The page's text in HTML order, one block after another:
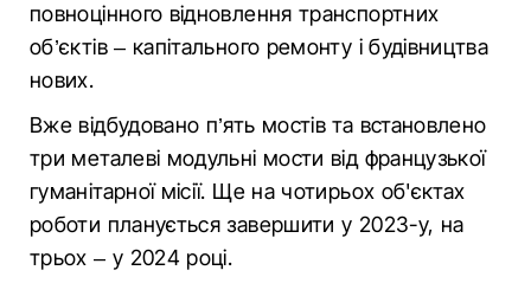
повноцінного відновлення транспортних
об’єктів – капітального ремонту і будівництва
нових.
Вже відбудовано п’ять мостів та встановлено
три металеві модульні мости від французької
гуманітарної місії. Ще на чотирьох об'єктах
роботи планується завершити у 2023-у, на
трьох – у 2024 році.